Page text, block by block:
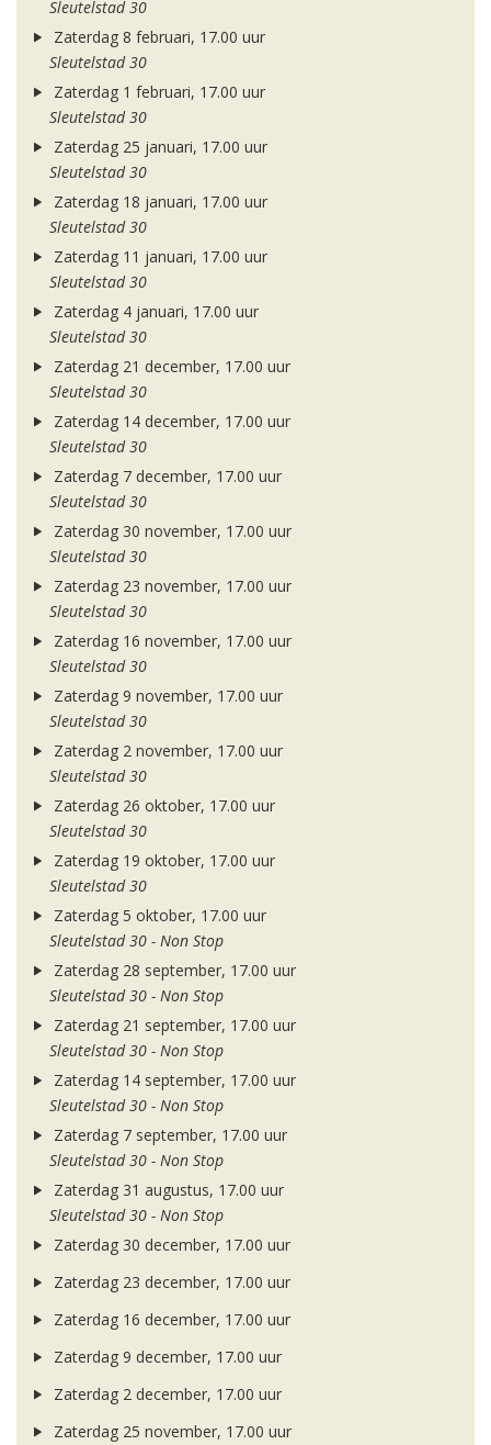
Sleutelstad 30
Zaterdag 8 februari, 17.00 uur
Sleutelstad 30
Zaterdag 1 februari, 17.00 uur
Sleutelstad 30
Zaterdag 25 januari, 17.00 uur
Sleutelstad 30
Zaterdag 18 januari, 17.00 uur
Sleutelstad 30
Zaterdag 11 januari, 17.00 uur
Sleutelstad 30
Zaterdag 4 januari, 17.00 uur
Sleutelstad 30
Zaterdag 21 december, 17.00 uur
Sleutelstad 30
Zaterdag 14 december, 17.00 uur
Sleutelstad 30
Zaterdag 7 december, 17.00 uur
Sleutelstad 30
Zaterdag 30 november, 17.00 uur
Sleutelstad 30
Zaterdag 23 november, 17.00 uur
Sleutelstad 30
Zaterdag 16 november, 17.00 uur
Sleutelstad 30
Zaterdag 9 november, 17.00 uur
Sleutelstad 30
Zaterdag 2 november, 17.00 uur
Sleutelstad 30
Zaterdag 26 oktober, 17.00 uur
Sleutelstad 30
Zaterdag 19 oktober, 17.00 uur
Sleutelstad 30
Zaterdag 5 oktober, 17.00 uur
Sleutelstad 30 - Non Stop
Zaterdag 28 september, 17.00 uur
Sleutelstad 30 - Non Stop
Zaterdag 21 september, 17.00 uur
Sleutelstad 30 - Non Stop
Zaterdag 14 september, 17.00 uur
Sleutelstad 30 - Non Stop
Zaterdag 7 september, 17.00 uur
Sleutelstad 30 - Non Stop
Zaterdag 31 augustus, 17.00 uur
Sleutelstad 30 - Non Stop
Zaterdag 30 december, 17.00 uur
Zaterdag 23 december, 17.00 uur
Zaterdag 16 december, 17.00 uur
Zaterdag 9 december, 17.00 uur
Zaterdag 2 december, 17.00 uur
Zaterdag 25 november, 17.00 uur